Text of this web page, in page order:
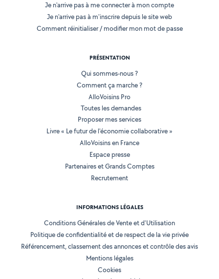
Je n'arrive pas à me connecter à mon compte
Je n'arrive pas à m'inscrire depuis le site web
Comment réinitialiser / modifier mon mot de passe
PRÉSENTATION
Qui sommes-nous ?
Comment ça marche ?
AlloVoisins Pro
Toutes les demandes
Proposer mes services
Livre « Le futur de l'économie collaborative »
AlloVoisins en France
Espace presse
Partenaires et Grands Comptes
Recrutement
INFORMATIONS LÉGALES
Conditions Générales de Vente et d'Utilisation
Politique de confidentialité et de respect de la vie privée
Référencement, classement des annonces et contrôle des avis
Mentions légales
Cookies